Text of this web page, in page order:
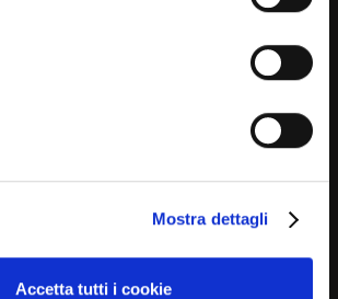
Mostra dettagli
Accetta tutti i cookie
in corso
qui FREEDOM20L-D2T00